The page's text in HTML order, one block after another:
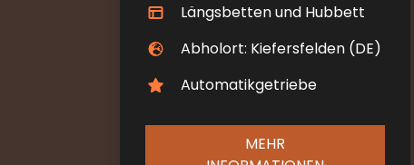
Längsbetten und Hubbett
Abholort: Kiefersfelden (DE)
Automatikgetriebe
MEHR